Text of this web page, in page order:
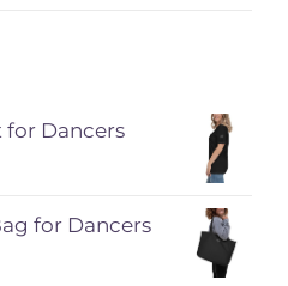
for Dancers
for Dancers